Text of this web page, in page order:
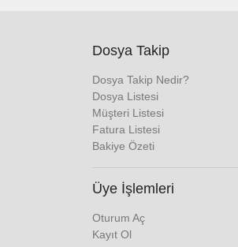
Dosya Takip
Dosya Takip Nedir?
Dosya Listesi
Müşteri Listesi
Fatura Listesi
Bakiye Özeti
Üye İşlemleri
Oturum Aç
Kayıt Ol